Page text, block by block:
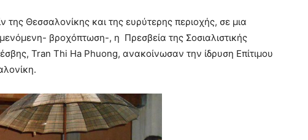
της Θεσσαλονίκης και της ευρύτερης περιοχής, σε μια
βροχόπτωση-, η Πρεσβεία της Σοσιαλιστικής
Tran Thi Ha Phuong, ανακοίνωσαν την ίδρυση Επίτιμου